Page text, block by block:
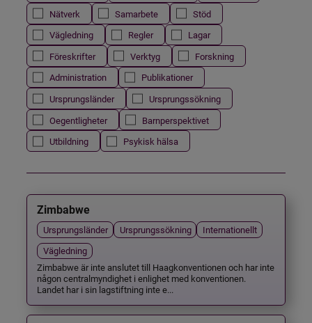
Nätverk
Samarbete
Stöd
Vägledning
Regler
Lagar
Föreskrifter
Verktyg
Forskning
Administration
Publikationer
Ursprungsländer
Ursprungssökning
Oegentligheter
Barnperspektivet
Utbildning
Psykisk hälsa
Zimbabwe
Ursprungsländer Ursprungssökning
Internationellt
Vägledning
Zimbabwe är inte anslutet till Haagkonventionen och har inte
någon centralmyndighet i enlighet med konventionen.
Landet har i sin lagstiftning inte e...